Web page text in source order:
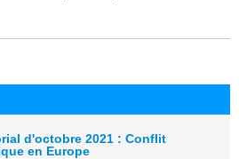
d'octobre 2021 : Conflit
en Europe